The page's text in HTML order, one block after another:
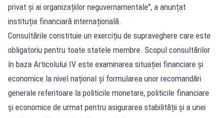
privat și ai organizațiilor neguvernamentale", a anunțat
instituția financiară internațională.
Consultările constituie un exercițiu de supraveghere care este
obligatoriu pentru toate statele membre. Scopul consultărilor
în baza Articolului IV este examinarea situației financiare și
economice la nivel național și formularea unor recomandări
generale referitoare la politicile monetare, politicile financiare
și economice de urmat pentru asigurarea stabilității și a unei